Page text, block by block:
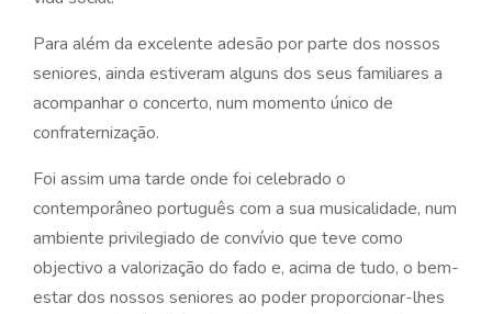
Para além da excelente adesão por parte dos nossos
seniores, ainda estiveram alguns dos seus familiares a
acompanhar o concerto, num momento único de
confraternização.
Foi assim uma tarde onde foi celebrado o
contemporâneo português com a sua musicalidade, num
ambiente privilegiado de convívio que teve como
objectivo a valorização do fado e, acima de tudo, o bem-
estar dos nossos seniores ao poder proporcionar-lhes